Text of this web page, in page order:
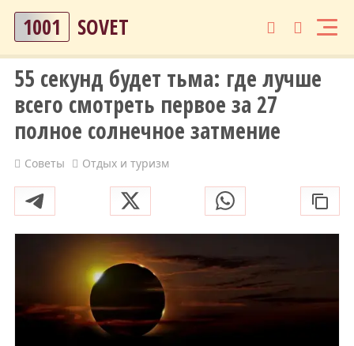
1001 SOVET
55 секунд будет тьма: где лучше
всего смотреть первое за 27
полное солнечное затмение
Советы Отдых и туризм